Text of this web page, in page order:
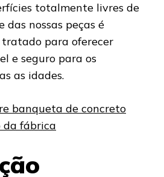
totalmente livres de
das nossas peças é
para oferecer
e seguro para os
as idades.
banqueta de concreto
da fábrica